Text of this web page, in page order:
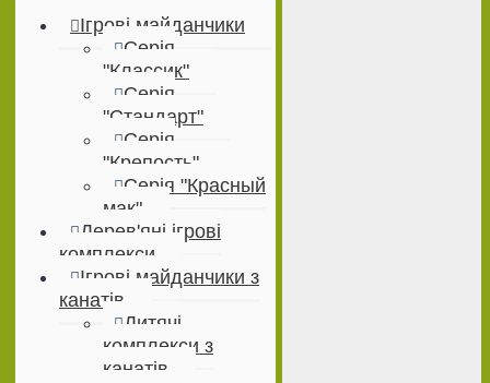
Ігрові майданчики
Серія
"Классик"
Серія
"Стандарт"
Серія
"Крепость"
Серія "Красный
мак"
Дерев'яні ігрові
комплекси
Ігрові майданчики з
канатів
Дитячі
комплекси з
канатів